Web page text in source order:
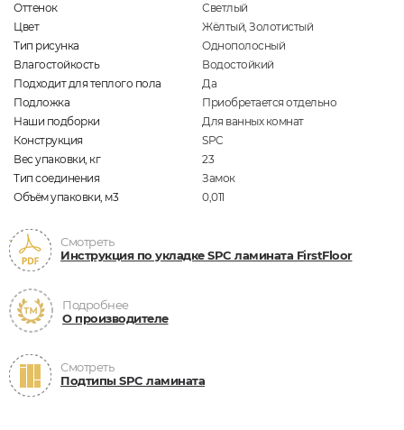
Оттенок
Светлый
Цвет
Жёлтый, Золотистый
Тип рисунка
Однополосный
Влагостойкость
Водостойкий
Подходит для теплого пола
Да
Подложка
Приобретается отдельно
Наши подборки
Для ванных комнат
Конструкция
SPC
Вес упаковки, кг
23
Тип соединения
Замок
Объём упаковки, м3
0,011
Смотреть
Инструкция по укладке SPC ламината FirstFloor
Подробнее
О производителе
Смотреть
Подтипы SPC ламината